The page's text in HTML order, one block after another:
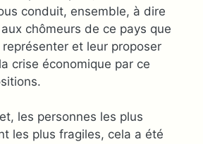
conduit, ensemble, à dire
chômeurs de ce pays que
et leur proposer
crise économique par ce
les personnes les plus
les plus fragiles, cela a été